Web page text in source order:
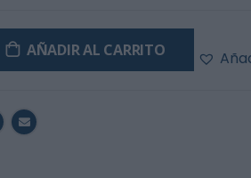
AÑADIR AL CARRITO